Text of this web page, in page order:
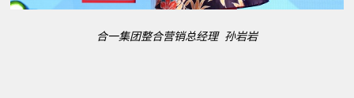
合一集团整合营销总经理 孙岩岩